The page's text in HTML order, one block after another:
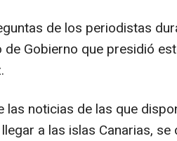
de los periodistas
Gobierno que presidió
las noticias de las que
a las islas Canarias, se